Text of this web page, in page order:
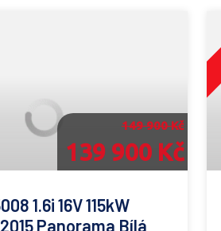
149 900 Kč
139 900 Kč
1.6i 16V 115kW
Panorama Bílá